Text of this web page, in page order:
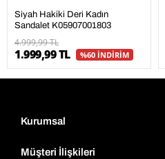
Siyah Hakiki Deri Kadın
Sandalet K05907001803
4.999,99 TL
1.999,99 TL %60 İNDİRİM
Kurumsal
Müşteri İlişkileri